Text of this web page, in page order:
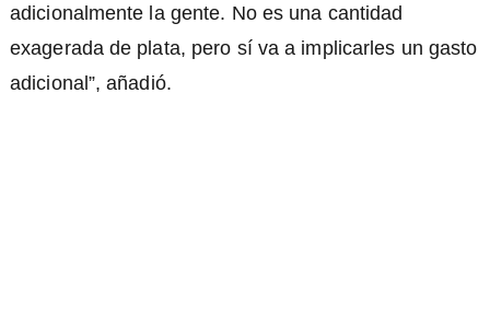
adicionalmente la gente. No es una cantidad
exagerada de plata, pero sí va a implicarles un gasto
adicional”, añadió.